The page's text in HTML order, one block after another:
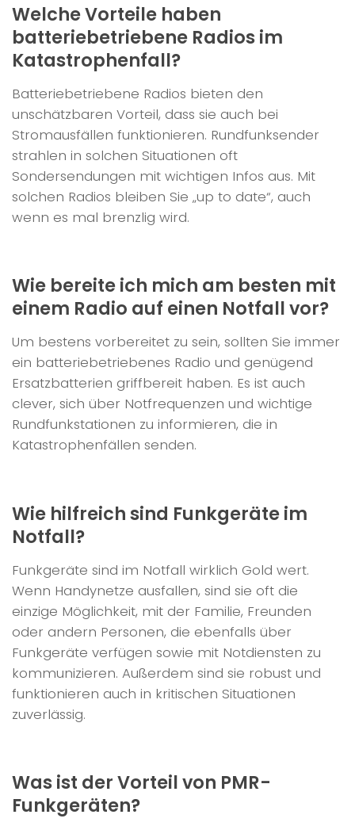
Welche Vorteile haben
batteriebetriebene Radios im
Katastrophenfall?
Batteriebetriebene Radios bieten den
unschätzbaren Vorteil, dass sie auch bei
Stromausfällen funktionieren. Rundfunksender
strahlen in solchen Situationen oft
Sondersendungen mit wichtigen Infos aus. Mit
solchen Radios bleiben Sie „up to date“, auch
wenn es mal brenzlig wird.
Wie bereite ich mich am besten mit
einem Radio auf einen Notfall vor?
Um bestens vorbereitet zu sein, sollten Sie immer
ein batteriebetriebenes Radio und genügend
Ersatzbatterien griffbereit haben. Es ist auch
clever, sich über Notfrequenzen und wichtige
Rundfunkstationen zu informieren, die in
Katastrophenfällen senden.
Wie hilfreich sind Funkgeräte im
Notfall?
Funkgeräte sind im Notfall wirklich Gold wert.
Wenn Handynetze ausfallen, sind sie oft die
einzige Möglichkeit, mit der Familie, Freunden
oder andern Personen, die ebenfalls über
Funkgeräte verfügen sowie mit Notdiensten zu
kommunizieren. Außerdem sind sie robust und
funktionieren auch in kritischen Situationen
zuverlässig.
Was ist der Vorteil von PMR-
Funkgeräten?